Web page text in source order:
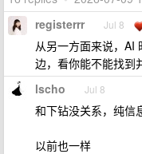
registerrr Jul 8
从另一方面来说，AI
边，看你能不能找到
lscho Jul 8
和下钻没关系，纯信
以前也一样